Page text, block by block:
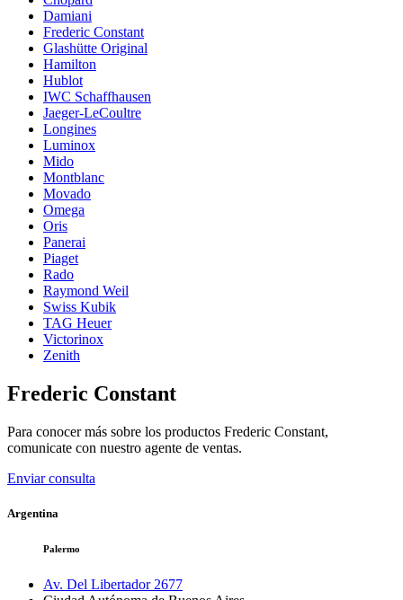
Damiani
Frederic Constant
Glashütte Original
Hamilton
Hublot
IWC Schaffhausen
Jaeger-LeCoultre
Longines
Luminox
Mido
Montblanc
Movado
Omega
Oris
Panerai
Piaget
Rado
Raymond Weil
Swiss Kubik
TAG Heuer
Victorinox
Zenith
Frederic Constant
Para conocer más sobre los productos Frederic Constant,
comunicate con nuestro agente de ventas.
Enviar consulta
Argentina
Palermo
Av. Del Libertador 2677